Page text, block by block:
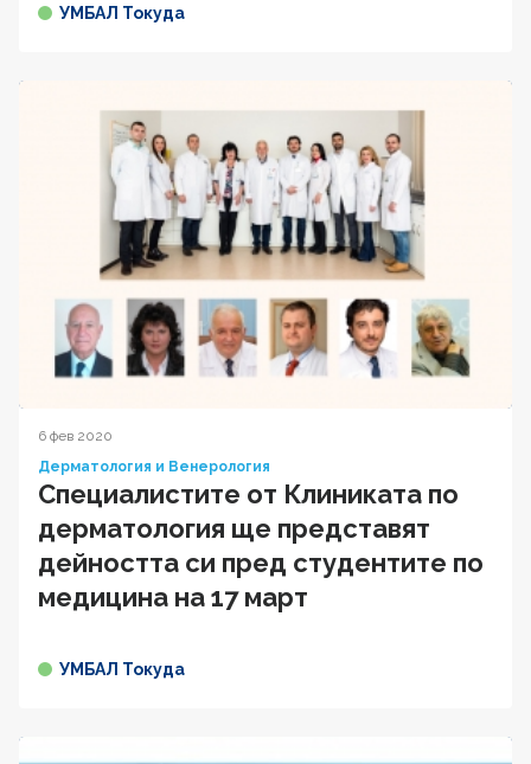
УМБАЛ Токуда
6 фев 2020
Дерматология и Венерология
Специалистите от Клиниката по
дерматология ще представят
дейността си пред студентите по
медицина на 17 март
УМБАЛ Токуда